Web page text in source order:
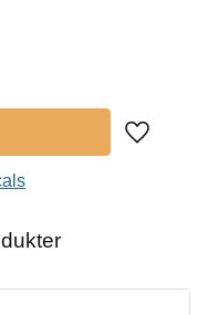
Lägg till